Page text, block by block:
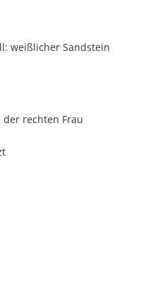
weißlicher Sandstein
rechten Frau